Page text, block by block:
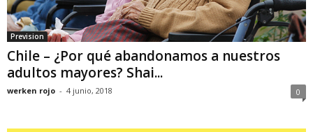
Prevision
Chile – ¿Por qué abandonamos a nuestros
adultos mayores? Shai...
werken rojo - 4 junio, 2018 0